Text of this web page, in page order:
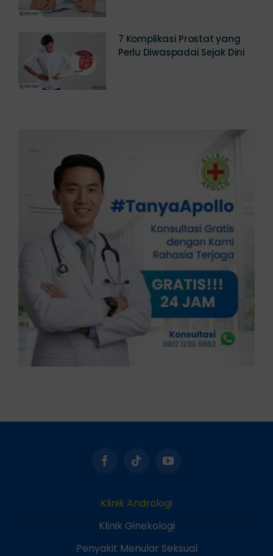
7 Komplikasi Prostat yang
Perlu Diwaspadai Sejak Dini
Klinik Andrologi
Klinik Ginekologi
Penyakit Menular Seksual